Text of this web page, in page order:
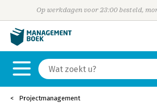
Op werkdagen voor 23:00 besteld,
Projectmanagement